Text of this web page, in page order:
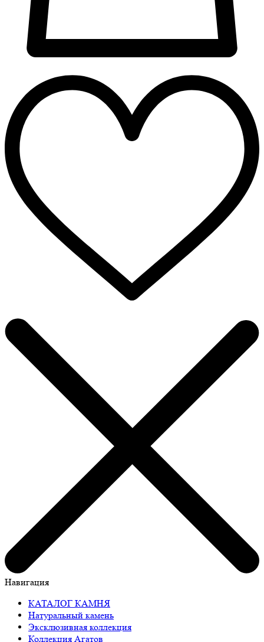
Навигация
КАТАЛОГ КАМНЯ
Натуральный камень
Эксклюзивная коллекция
Коллекция Агатов